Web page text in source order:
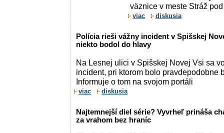
väznice v meste Stráž
viac diskusia
Polícia rieši vážny incident v Spišskej
niekto bodol do hlavy
Na Lesnej ulici v Spišskej Novej Vsi sa
incident, pri ktorom bolo pravdepodobne
Informuje o tom na svojom portáli
viac diskusia
Najtemnejší diel série? Vyvrheľ prináša
za vrahom bez hraníc